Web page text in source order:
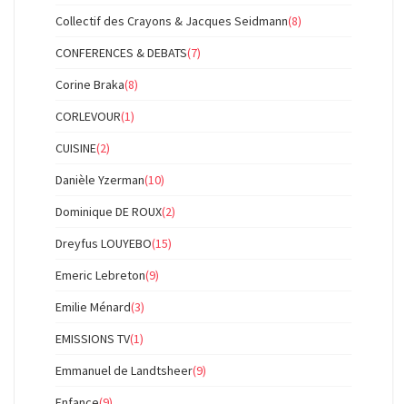
Collectif des Crayons & Jacques Seidmann(8)
CONFERENCES & DEBATS(7)
Corine Braka(8)
CORLEVOUR(1)
CUISINE(2)
Danièle Yzerman(10)
Dominique DE ROUX(2)
Dreyfus LOUYEBO(15)
Emeric Lebreton(9)
Emilie Ménard(3)
EMISSIONS TV(1)
Emmanuel de Landtsheer(9)